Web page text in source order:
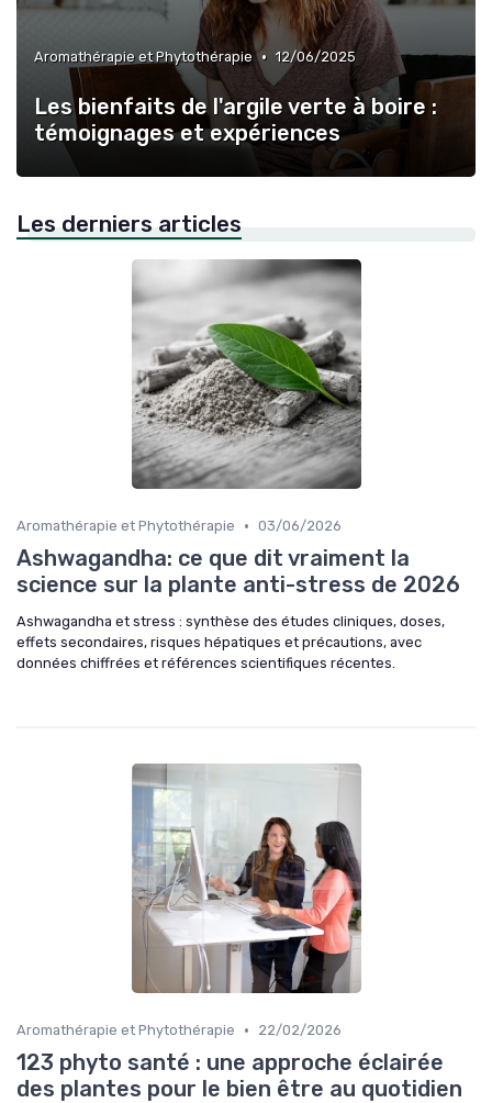
Aromathérapie et Phytothérapie • 12/06/2025
Les bienfaits de l'argile verte à boire :
témoignages et expériences
Les derniers articles
Aromathérapie et Phytothérapie • 03/06/2026
Ashwagandha: ce que dit vraiment la
science sur la plante anti-stress de 2026
Ashwagandha et stress : synthèse des études cliniques, doses,
effets secondaires, risques hépatiques et précautions, avec
données chiffrées et références scientifiques récentes.
Aromathérapie et Phytothérapie • 22/02/2026
123 phyto santé : une approche éclairée
des plantes pour le bien être au quotidien